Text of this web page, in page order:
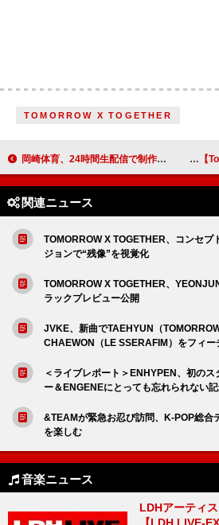
TOMORROW X TOGETHER
岡崎体育、24時間生配信で制作した新曲「一般」配信＆『情熱大陸』出演へ
関連ニュース
TOMORROW X TOGETHER、コンセ
ジョンで“残像”を視覚化
TOMORROW X TOGETHER、
ラックプレビュー公開
JVKE、新曲でTAEHYUN（
CHAEWON（LE SSERAFIM）をフィー
＜ライブレポート＞ENHYPEN、初の
ー＆ENGENEにとっても忘れられない
&TEAMが緊急お忍び訪問、K-POP総合
を楽しむ
音楽ニュース
LDHアーティ